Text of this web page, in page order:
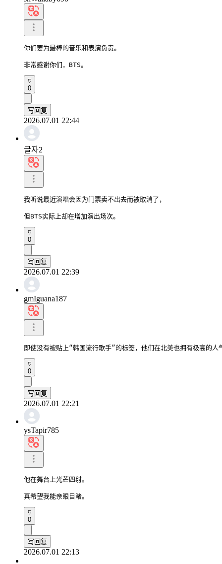
你们要为最棒的音乐和表演负责。
非常感谢你们，BTS。
0
写回复
2026.07.01 22:44
글자2
我听说最近演唱会因为门票卖不出去而被取消了，
但BTS实际上却在增加演出场次。
0
写回复
2026.07.01 22:39
gmIguana187
即使没有被贴上“韩国流行歌手”的标签，他们在北美也拥有极高的人
0
写回复
2026.07.01 22:21
ysTapir785
他在舞台上光芒四射。
真希望我能亲眼目睹。
0
写回复
2026.07.01 22:13